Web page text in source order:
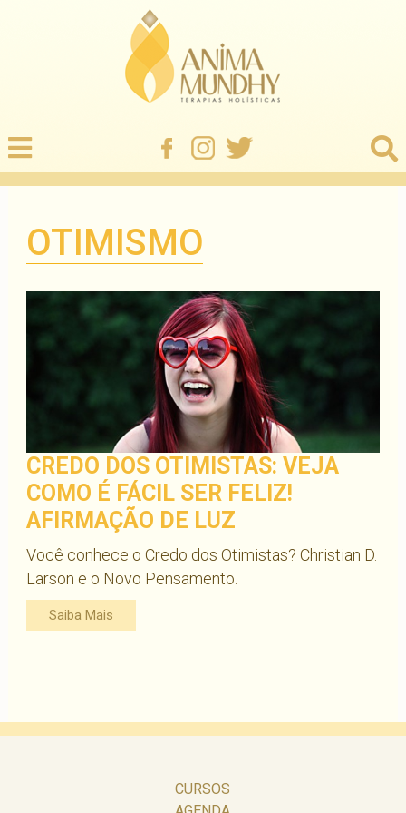
OTIMISMO
CREDO DOS OTIMISTAS: VEJA
COMO É FÁCIL SER FELIZ!
AFIRMAÇÃO DE LUZ
Você conhece o Credo dos Otimistas? Christian D.
Larson e o Novo Pensamento.
Saiba Mais
CURSOS